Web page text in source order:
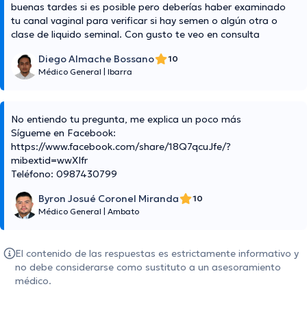
buenas tardes si es posible pero deberías haber examinado
tu canal vaginal para verificar si hay semen o algún otra o
clase de liquido seminal. Con gusto te veo en consulta
Diego Almache Bossano
10
Médico General
Ibarra
No entiendo tu pregunta, me explica un poco más
Sígueme en Facebook:
https://www.facebook.com/share/18Q7qcuJfe/?
mibextid=wwXIfr
Teléfono: 0987430799
Byron Josué Coronel Miranda
10
Médico General
Ambato
El contenido de las respuestas es estrictamente informativo y
no debe considerarse como sustituto a un asesoramiento
médico.